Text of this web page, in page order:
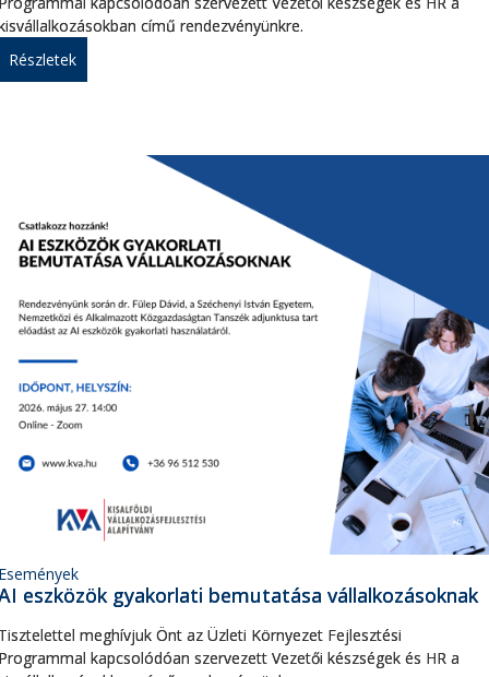
című rendezvényünkre.
Részletek
eszközök gyakorlati bemutatása vállalkozásoknak
meghívjuk Önt az Üzleti Környezet Fejlesztési
kapcsolódóan szervezett Vezetői készségek és HR a